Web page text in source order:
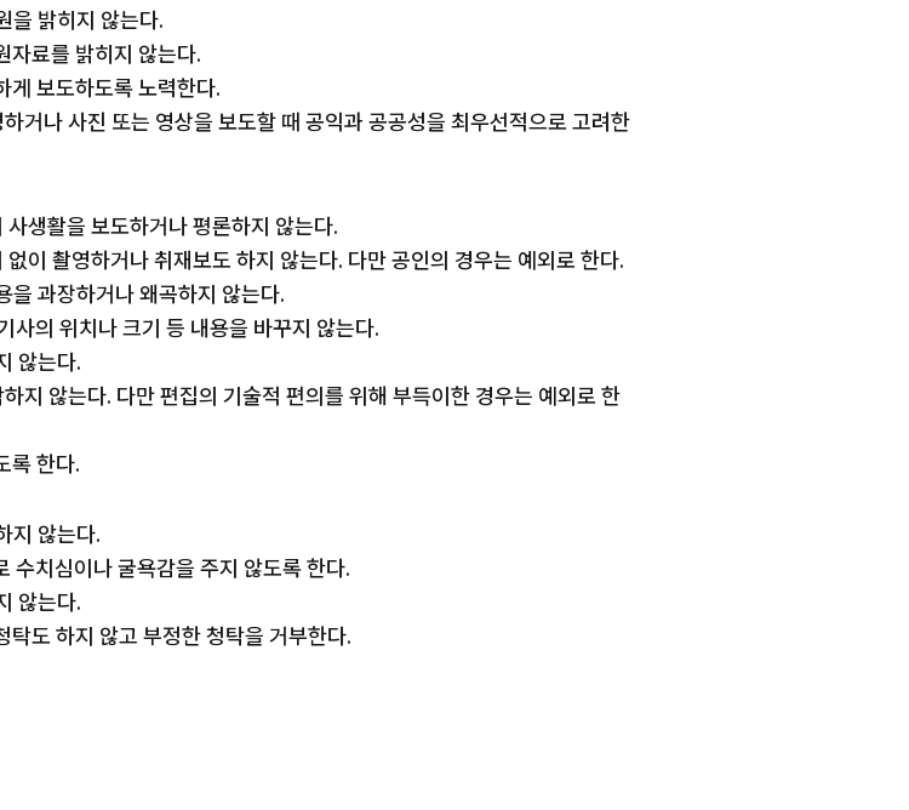
을 밝히지 않는다.
자료를 밝히지 않는다.
게 보도하도록 노력한다.
거나 사진 또는 영상을 보도할 때 공익과 공공성을 최우선적으로 고려한
생활을 보도하거나 평론하지 않는다.
이 촬영하거나 취재보도 하지 않는다. 다만 공인의 경우는 예외로 한다.
을 과장하거나 왜곡하지 않는다.
사의 위치나 크기 등 내용을 바꾸지 않는다.
않는다.
지 않는다. 다만 편집의 기술적 편의를 위해 부득이한 경우는 예외로 한
록 한다.
지 않는다.
수치심이나 굴욕감을 주지 않도록 한다.
않는다.
도 하지 않고 부정한 청탁을 거부한다.